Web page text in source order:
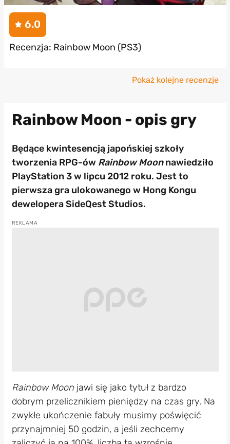
6.0
Recenzja: Rainbow Moon (PS3)
Pokaż kolejne recenzje
Rainbow Moon - opis gry
Będące kwintesencją japońskiej szkoły
tworzenia RPG-ów Rainbow Moonnawiedziło
PlayStation 3 w lipcu 2012 roku. Jest to
pierwsza gra ulokowanego w Hong Kongu
dewelopera SideQest Studios.
Rainbow Moonjawi się jako tytuł z bardzo
dobrym przelicznikiem pieniędzy na czas gry. Na
zwykłe ukończenie fabuły musimy poświęcić
przynajmniej 50 godzin, a jeśli zechcemy